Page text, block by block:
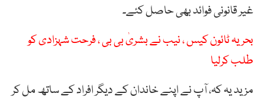
غیر قانونی فوائد بھی حاصل کئے۔
بحریہ ٹائون کیس ، نیب نے بشریٰ بی بی ، فرحت شہزادی کو
طلب کرلیا
مزید یہ کہ، آپ نے اپنے خاندان کے دیگر افراد کے ساتھ مل کر